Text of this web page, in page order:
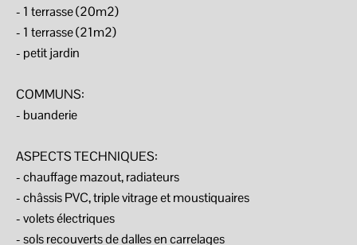
- 1 terrasse (20m2)
- 1 terrasse (21m2)
- petit jardin
COMMUNS:
- buanderie
ASPECTS TECHNIQUES:
- chauffage mazout, radiateurs
- châssis PVC, triple vitrage et moustiquaires
- volets électriques
- sols recouverts de dalles en carrelages